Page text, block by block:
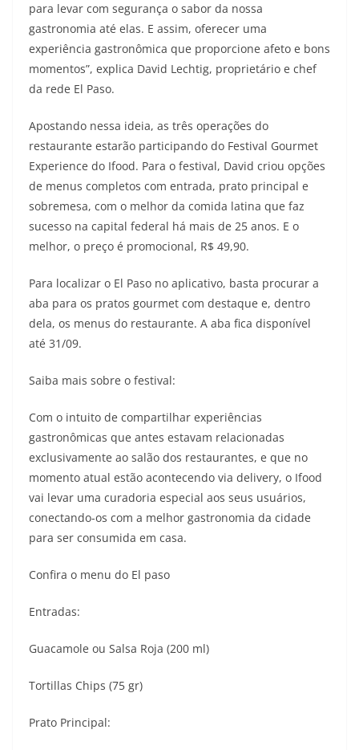
para levar com segurança o sabor da nossa
gastronomia até elas. E assim, oferecer uma
experiência gastronômica que proporcione afeto e bons
momentos”, explica David Lechtig, proprietário e chef
da rede El Paso.
Apostando nessa ideia, as três operações do
restaurante estarão participando do Festival Gourmet
Experience do Ifood. Para o festival, David criou opções
de menus completos com entrada, prato principal e
sobremesa, com o melhor da comida latina que faz
sucesso na capital federal há mais de 25 anos. E o
melhor, o preço é promocional, R$ 49,90.
Para localizar o El Paso no aplicativo, basta procurar a
aba para os pratos gourmet com destaque e, dentro
dela, os menus do restaurante. A aba fica disponível
até 31/09.
Saiba mais sobre o festival:
Com o intuito de compartilhar experiências
gastronômicas que antes estavam relacionadas
exclusivamente ao salão dos restaurantes, e que no
momento atual estão acontecendo via delivery, o Ifood
vai levar uma curadoria especial aos seus usuários,
conectando-os com a melhor gastronomia da cidade
para ser consumida em casa.
Confira o menu do El paso
Entradas:
Guacamole ou Salsa Roja (200 ml)
Tortillas Chips (75 gr)
Prato Principal: